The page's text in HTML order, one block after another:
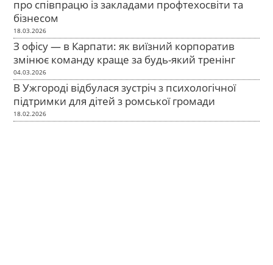
про співпрацю із закладами профтехосвіти та
бізнесом
18.03.2026
З офісу — в Карпати: як виїзний корпоратив
змінює команду краще за будь-який тренінг
04.03.2026
В Ужгороді відбулася зустріч з психологічної
підтримки для дітей з ромської громади
18.02.2026